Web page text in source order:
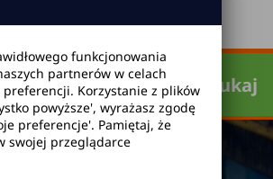
Szukaj
funkcjonowania
partnerów w celach
Korzystanie z plików
powyższe', wyrażasz zgodę
preferencje'. Pamiętaj, że
swojej przeglądarce